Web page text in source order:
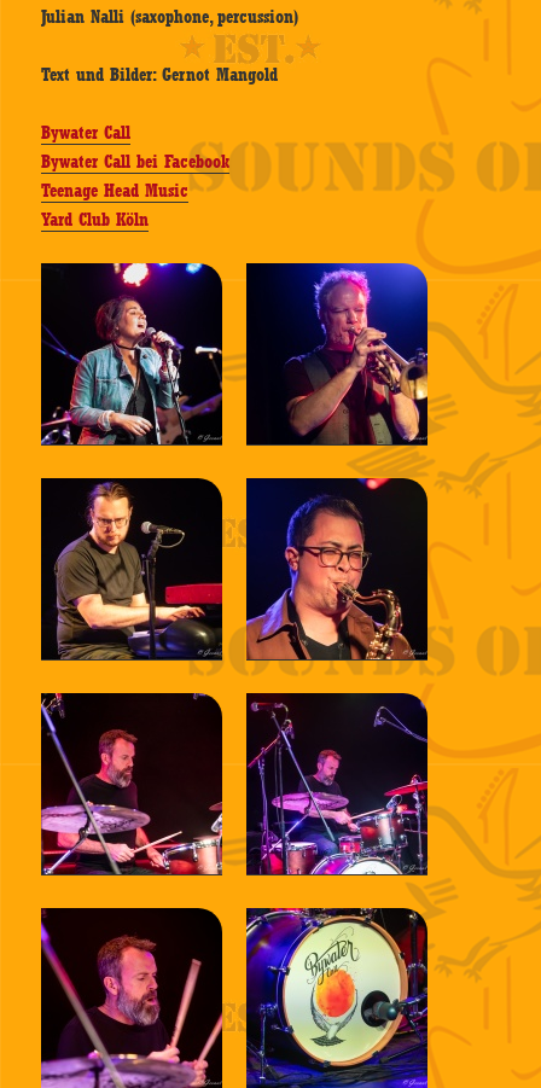
Julian Nalli (saxophone, percussion)
Text und Bilder: Gernot Mangold
Bywater Call
Bywater Call bei Facebook
Teenage Head Music
Yard Club Köln